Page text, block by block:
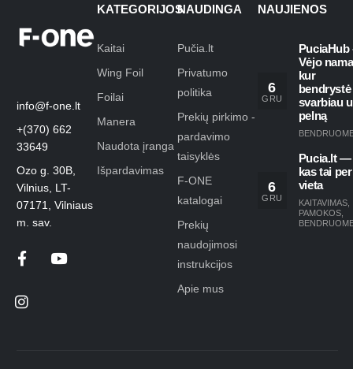
info@f-one.lt
+(370) 662
33649
Ozo g. 30B,
Vilnius, LT-
07171, Vilniaus
m. sav.
KATEGORIJOS
Kaitai
Wing Foil
Foilai
Manera
Naudota įranga
Išpardavimas
NAUDINGA
Pučia.lt
Privatumo
politika
Prekių pirkimo -
pardavimo
taisyklės
F-ONE
katalogai
Prekių
naudojimosi
instrukcijos
Apie mus
NAUJIENOS
6
GRU
PuciaHub
Vėjo
kur
bendrystė
svarbiau
pelną
6
GRU
Pucia.lt —
kas tai per
vieta
KAITAVIMAS
PAMOKOS